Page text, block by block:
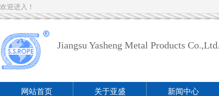
欢迎进入！
Jiangsu Yasheng Metal Products
网站首页 关于亚盛 新闻中心